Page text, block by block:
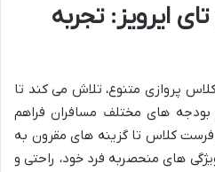
ایرویز: تجربه
کلاس پروازی متنوع، تلاش می کند تا
بودجه های مختلف مسافران فراهم
کلاس تا گزینه های مقرون به
های منحصربه فرد خود، راحتی و